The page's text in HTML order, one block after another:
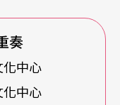
奏
中心
中心